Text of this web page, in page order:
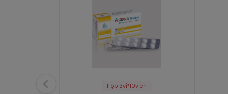
Hộp 3vỉ*10viên